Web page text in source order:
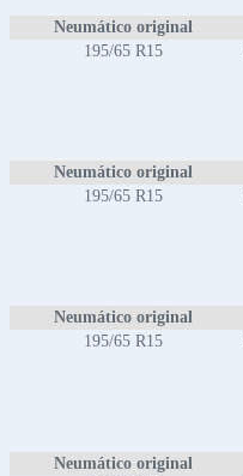
Neumático original
195/65 R15
Neumático original
195/65 R15
Neumático original
195/65 R15
Neumático original